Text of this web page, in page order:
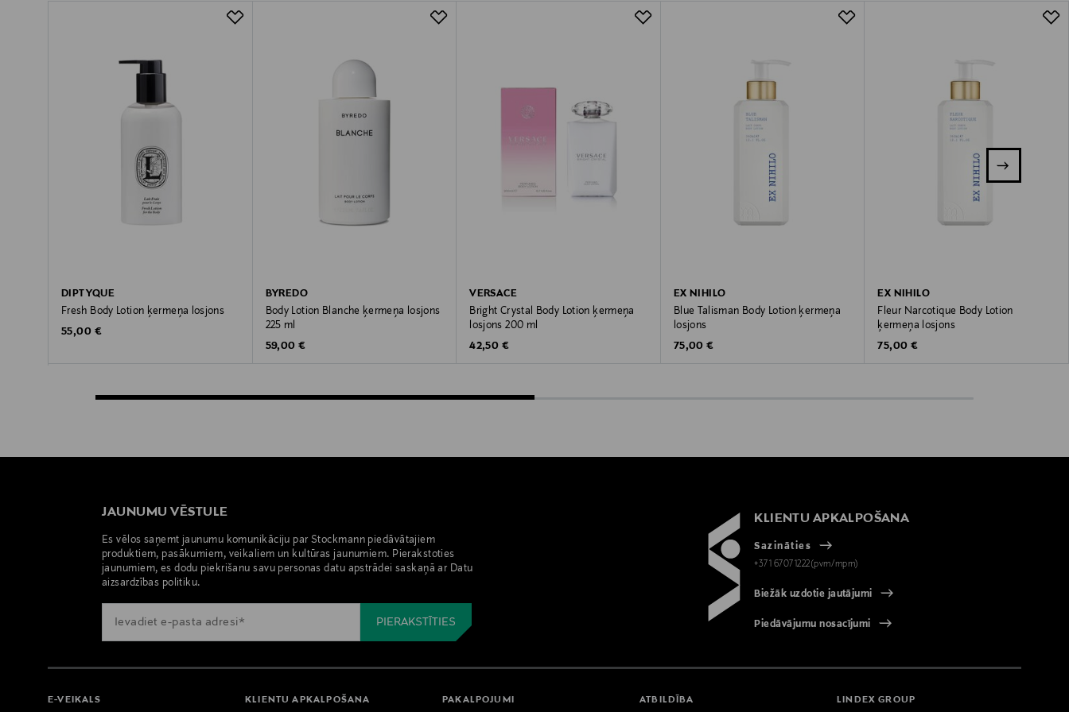
DIPTYQUE
Fresh Body Lotion ķermeņa losjons
Original Price
55,00 €
BYREDO
Body Lotion Blanche ķermeņa losjons
225 ml
Original Price
59,00 €
VERSACE
Bright Crystal Body Lotion ķermeņa
losjons 200 ml
Original Price
42,50 €
EX NIHILO
Blue Talisman Body Lotion ķermeņa
losjons
Original Price
75,00 €
EX NIHILO
Fleur Narcotique Body Lotion
ķermeņa losjons
Original Price
75,00 €
JAUNUMU VĒSTULE
Es vēlos saņemt jaunumu komunikāciju par Stockmann piedāvātajiem
produktiem, pasākumiem, veikaliem un kultūras jaunumiem. Pierakstoties
jaunumiem, es dodu piekrišanu savu personas datu apstrādei saskaņā ar Datu
aizsardzības politiku.
KLIENTU APKALPOŠANA
Sazināties
+371 67071222(pvm/mpm)
Biežāk uzdotie jautājumi
Piedāvājumu nosacījumi
E-VEIKALS KLIENTU APKALPOŠANA PAKALPOJUMI ATBILDĪBA LINDEX GROUP